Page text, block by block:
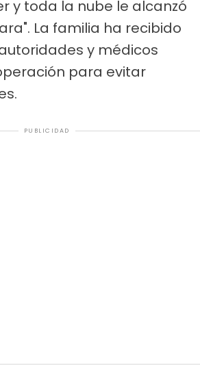
y toda la nube le alcanzó
La familia ha recibido
y médicos
para evitar
PUBLICIDAD